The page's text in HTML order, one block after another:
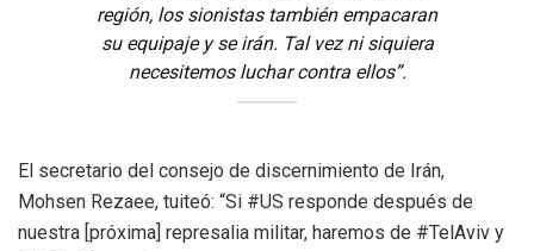
región, los sionistas también empacaran
su equipaje y se irán. Tal vez ni siquiera
necesitemos luchar contra ellos”.
El secretario del consejo de discernimiento de Irán,
Mohsen Rezaee, tuiteó: “Si #US responde después de
nuestra [próxima] represalia militar, haremos de #TelAviv y